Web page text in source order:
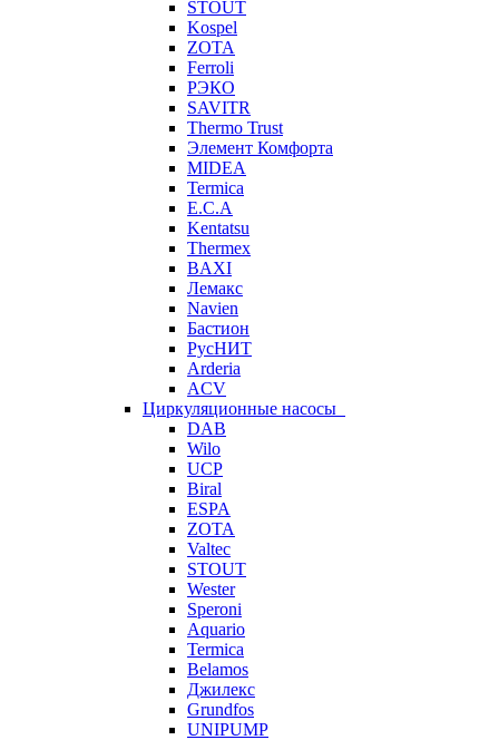
STOUT
Kospel
ZOTA
Ferroli
РЭКО
SAVITR
Thermo Trust
Элемент Комфорта
MIDEA
Termica
E.C.A
Kentatsu
Thermex
BAXI
Лемакс
Navien
Бастион
РусНИТ
Arderia
ACV
Циркуляционные насосы
DAB
Wilo
UCP
Biral
ESPA
ZOTA
Valtec
STOUT
Wester
Speroni
Aquario
Termica
Belamos
Джилекс
Grundfos
UNIPUMP